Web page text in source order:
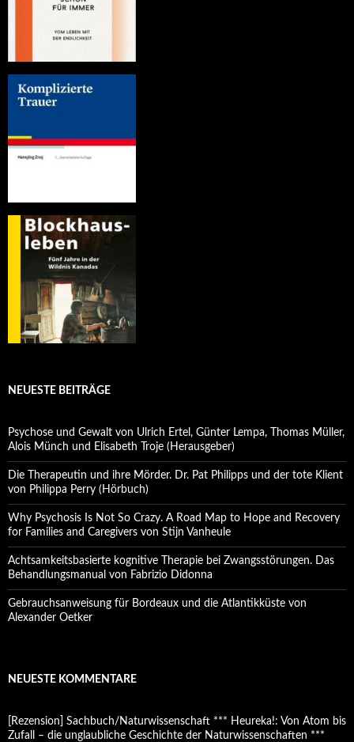
NEUESTE BEITRÄGE
Psychose und Gewalt von Ulrich Ertel, Günter Lempa, Thomas Müller,
Alois Münch und Elisabeth Troje (Herausgeber)
Die Therapeutin und ihre Mörder. Dr. Pat Philipps und der tote Klient
von Philippa Perry (Hörbuch)
Why Psychosis Is Not So Crazy. A Road Map to Hope and Recovery
for Families and Caregivers von Stijn Vanheule
Achtsamkeitsbasierte kognitive Therapie bei Zwangsstörungen. Das
Behandlungsmanual von Fabrizio Didonna
Gebrauchsanweisung für Bordeaux und die Atlantikküste von
Alexander Oetker
NEUESTE KOMMENTARE
[Rezension] Sachbuch/Naturwissenschaft *** Heureka!: Von Atom bis
Zufall – die unglaubliche Geschichte der Naturwissenschaften ***